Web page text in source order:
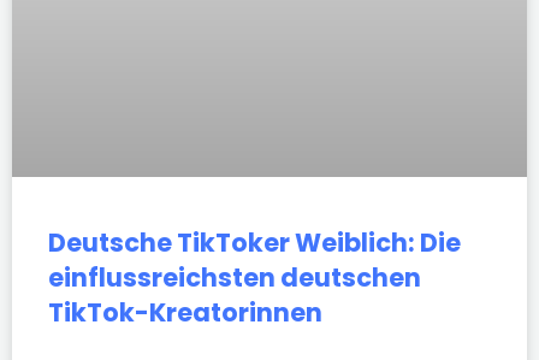
Deutsche TikToker Weiblich: Die
einflussreichsten deutschen
TikTok-Kreatorinnen